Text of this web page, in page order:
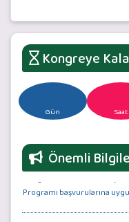
Kongreye
Gün Saat
Önemli
Kongre Tarihleri
01-03 Ekim 2026